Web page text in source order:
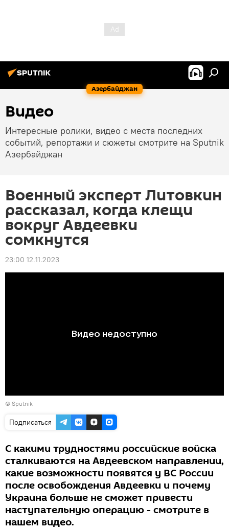
Азербайджан
Видео
Интересные ролики, видео с места последних
событий, репортажи и сюжеты смотрите на Sputnik
Азербайджан
Военный эксперт Литовкин
рассказал, когда клещи
вокруг Авдеевки
сомкнутся
23:00 12.11.2023
© Sputnik
Подписаться
С какими трудностями российские войска
сталкиваются на Авдеевском направлении,
какие возможности появятся у ВС России
после освобождения Авдеевки и почему
Украина больше не сможет привести
наступательную операцию - смотрите в
нашем видео.